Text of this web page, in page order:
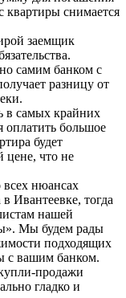
квартиры снимается
заемщик
самим банком с
разницу от
в самых крайних
оплатить большое
будет
цене, что не
всех нюансах
Ивантеевке, тогда
нашей
Мы будем рады
подходящих
с вашим банком.
продажи
гладко и